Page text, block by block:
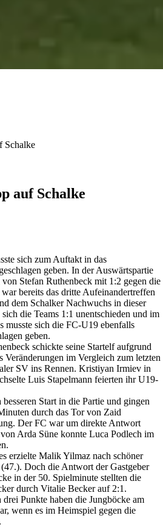
Schalke
auf Schalke
sich zum Auftakt in das
geben. In der Auswärtspartie
Stefan Ruthenbeck mit 1:2 gegen die
bereits das dritte Aufeinandertreffen
dem Schalker Nachwuchs in dieser
die Teams 1:1 unentschieden und im
musste sich die FC-U19 ebenfalls
geben.
schickte seine Startelf aufgrund
Veränderungen im Vergleich zum letzten
SV ins Rennen. Kristiyan Irmiev in
Luis Stapelmann feierten ihr U19-
Start in die Partie und gingen
durch das Tor von Zaid
Der FC war um direkte Antwort
Arda Süne konnte Luca Podlech im
erzielte Malik Yilmaz nach schöner
Doch die Antwort der Gastgeber
in der 50. Spielminute stellten die
durch Vitalie Becker auf 2:1.
Punkte haben die Jungböcke am
wenn es im Heimspiel gegen die